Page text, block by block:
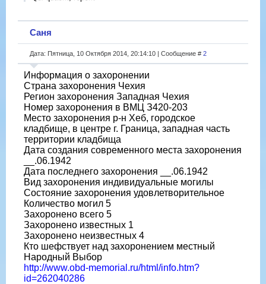
Саня
Дата: Пятница, 10 Октября 2014, 20:14:10 | Сообщение # 2
Информация о захоронении
Страна захоронения Чехия
Регион захоронения Западная Чехия
Номер захоронения в ВМЦ З420-203
Место захоронения р-н Хеб, городское
кладбище, в центре г. Граница, западная часть
территории кладбища
Дата создания современного места захоронения
__.06.1942
Дата последнего захоронения __.06.1942
Вид захоронения индивидуальные могилы
Состояние захоронения удовлетворительное
Количество могил 5
Захоронено всего 5
Захоронено известных 1
Захоронено неизвестных 4
Кто шефствует над захоронением местный
Народный Выбор
http://www.obd-memorial.ru/html/info.htm?
id=262040286